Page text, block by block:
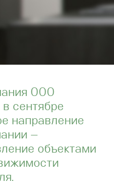
ООО
сентябре
направление
—
объектами